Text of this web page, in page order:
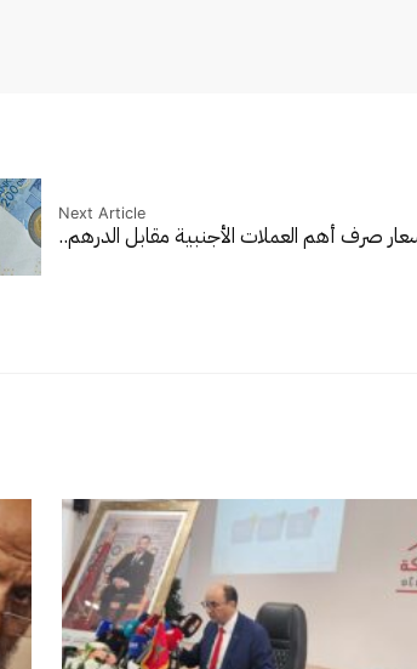
Next Article
صرف أهم العملات الأجنبية مقابل الدرهم..